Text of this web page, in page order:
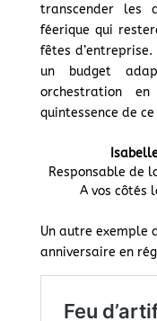
transcender les
féerique qui
fêtes
un budget
orchestration
quintessence de
Responsable de
A vos côtés
Un autre exemple
anniversaire en